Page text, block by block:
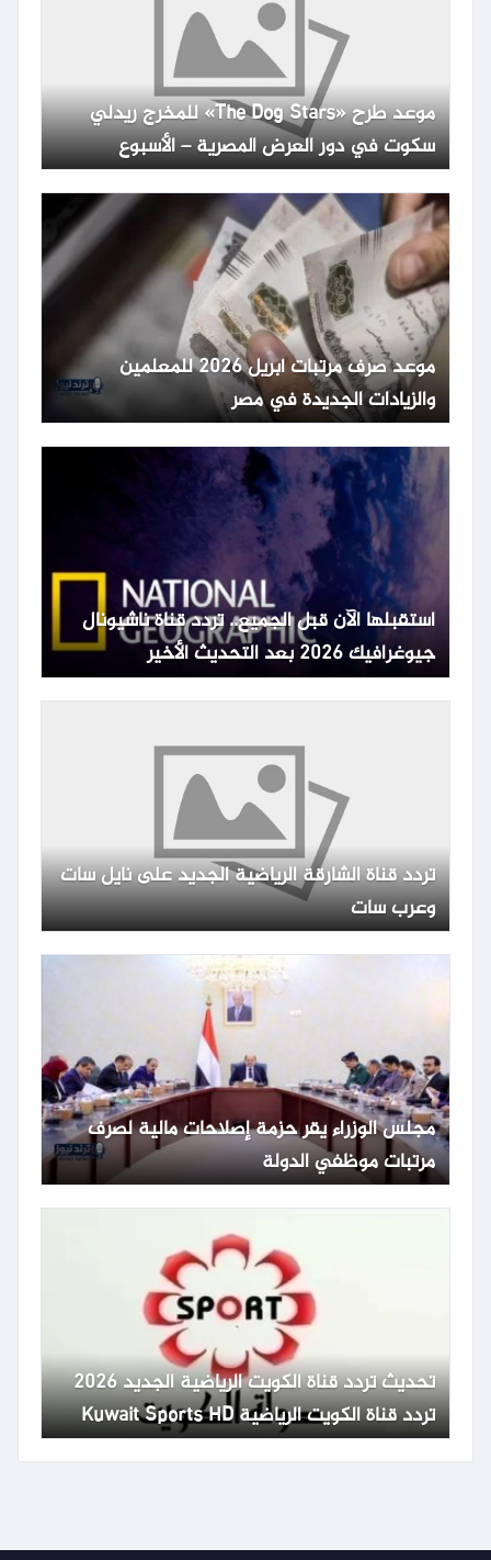
موعد طرح «The Dog Stars» للمخرج ريدلي
سكوت في دور العرض المصرية – الأسبوع
موعد صرف مرتبات أبريل 2026 للمعلمين
والزيادات الجديدة في مصر
استقبلها الآن قبل الجميع.. تردد قناة ناشيونال
جيوغرافيك 2026 بعد التحديث الأخير
تردد قناة الشارقة الرياضية الجديد على نايل سات
وعرب سات
مجلس الوزراء يقر حزمة إصلاحات مالية لصرف
مرتبات موظفي الدولة
تحديث تردد قناة الكويت الرياضية الجديد 2026
تردد قناة الكويت الرياضية Kuwait Sports HD
65